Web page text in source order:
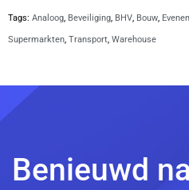
Tags: Analoog, Beveiliging, BHV, Bouw,
Supermarkten, Transport, Warehouse
Benieuwd